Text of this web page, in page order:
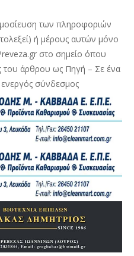
των πληροφοριών
ή μέρους αυτών μόνο
στο σημείο όπου
του άρθρου ως Πηγή – Σε ένα
σύνδεσμος